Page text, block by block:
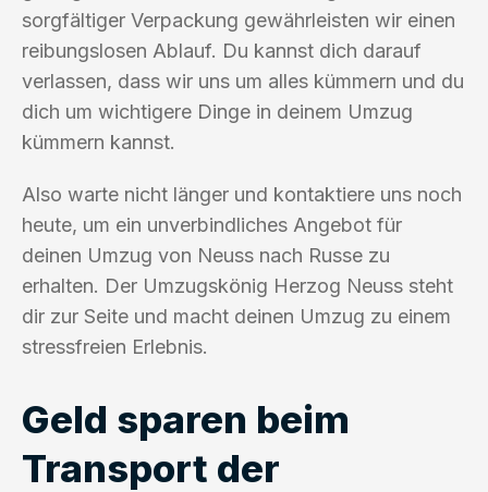
sorgfältiger Verpackung gewährleisten wir einen
reibungslosen Ablauf. Du kannst dich darauf
verlassen, dass wir uns um alles kümmern und du
dich um wichtigere Dinge in deinem Umzug
kümmern kannst.
Also warte nicht länger und kontaktiere uns noch
heute, um ein unverbindliches Angebot für
deinen Umzug von Neuss nach Russe zu
erhalten. Der Umzugskönig Herzog Neuss steht
dir zur Seite und macht deinen Umzug zu einem
stressfreien Erlebnis.
Geld sparen beim
Transport der